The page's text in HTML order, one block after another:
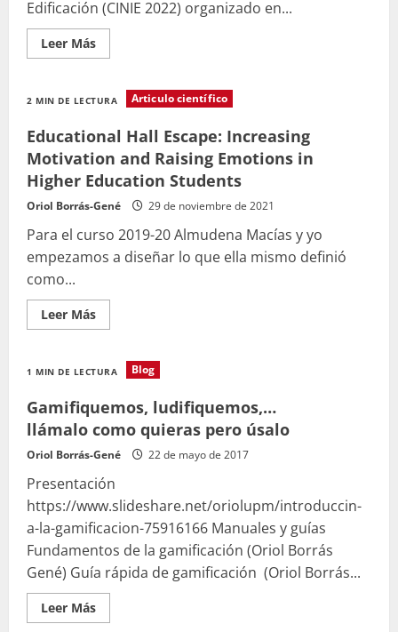
Edificación (CINIE 2022) organizado en...
Leer MásLeer
más
Hybrid
Digital
Workshop
using
interactive
tools
2 MIN DE LECTURA Articulo científico
Educational Hall Escape: Increasing
Motivation and Raising Emotions in
Higher Education Students
Oriol Borrás-Gené 29 de noviembre de 2021
Para el curso 2019-20 Almudena Macías y yo
empezamos a diseñar lo que ella mismo definió
como...
Leer MásLeer
más
Educational
Hall
Increasing
Motivation
and
Raising
Emotions
in
Higher
Education
Students
1 MIN DE LECTURA Blog
Gamifiquemos, ludifiquemos,…
llámalo como quieras pero úsalo
Oriol Borrás-Gené 22 de mayo de 2017
Presentación
https://www.slideshare.net/oriolupm/introduccin-
a-la-gamificacion-75916166 Manuales y guías
Fundamentos de la gamificación (Oriol Borrás
Gené) Guía rápida de gamificación (Oriol Borrás...
Leer MásLeer
más